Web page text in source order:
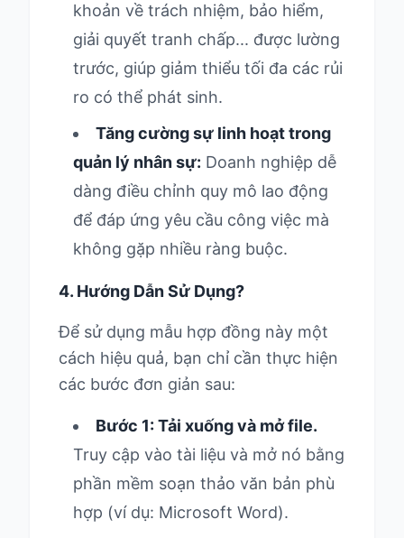
khoản về trách nhiệm, bảo hiểm,
giải quyết tranh chấp... được lường
trước, giúp giảm thiểu tối đa các rủi
ro có thể phát sinh.
Tăng cường sự linh hoạt trong
quản lý nhân sự: Doanh nghiệp dễ
dàng điều chỉnh quy mô lao động
để đáp ứng yêu cầu công việc mà
không gặp nhiều ràng buộc.
4. Hướng Dẫn Sử Dụng?
Để sử dụng mẫu hợp đồng này một
cách hiệu quả, bạn chỉ cần thực hiện
các bước đơn giản sau:
Bước 1: Tải xuống và mở file.
Truy cập vào tài liệu và mở nó bằng
phần mềm soạn thảo văn bản phù
hợp (ví dụ: Microsoft Word).